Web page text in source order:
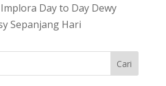
Day to Day Dewy
Sepanjang Hari